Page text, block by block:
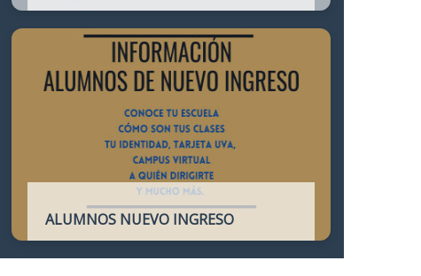
profesionales del Ingeniero de
Telecomunicación y que habilita para el
ejercicio de la profesión.
ALUMNOS NUEVO INGRESO